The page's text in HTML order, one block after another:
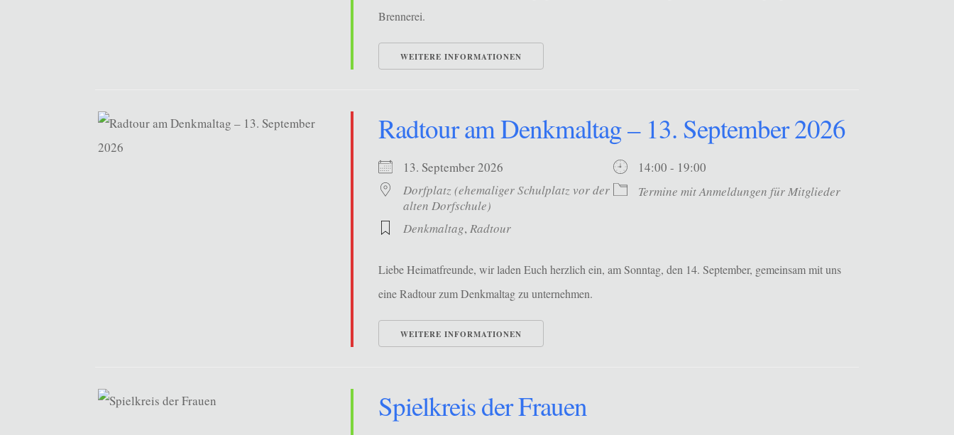
Brennerei.
WEITERE INFORMATIONEN
Radtour am Denkmaltag – 13. September 2026
13. September 2026
14:00 - 19:00
Dorfplatz (ehemaliger Schulplatz vor der
alten Dorfschule)
Termine mit Anmeldungen für Mitglieder
Denkmaltag,Radtour
Liebe Heimatfreunde, wir laden Euch herzlich ein, am Sonntag, den 14. September, gemeinsam mit uns
eine Radtour zum Denkmaltag zu unternehmen.
WEITERE INFORMATIONEN
Spielkreis der Frauen